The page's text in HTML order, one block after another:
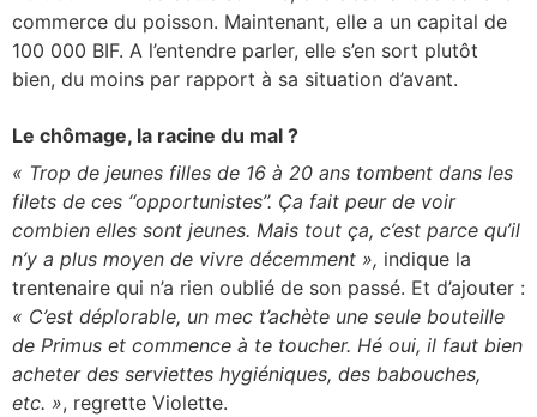
commerce du poisson. Maintenant, elle a un capital de
100 000 BIF. A l’entendre parler, elle s’en sort plutôt
bien, du moins par rapport à sa situation d’avant.
Le chômage, la racine du mal ?
« Trop de jeunes filles de 16 à 20 ans tombent dans les
filets de ces ‘‘opportunistes’’. Ça fait peur de voir
combien elles sont jeunes. Mais tout ça, c’est parce qu’il
n’y a plus moyen de vivre décemment », indique la
trentenaire qui n’a rien oublié de son passé. Et d’ajouter :
« C’est déplorable, un mec t’achète une seule bouteille
de Primus et commence à te toucher. Hé oui, il faut bien
acheter des serviettes hygiéniques, des babouches,
etc. », regrette Violette.